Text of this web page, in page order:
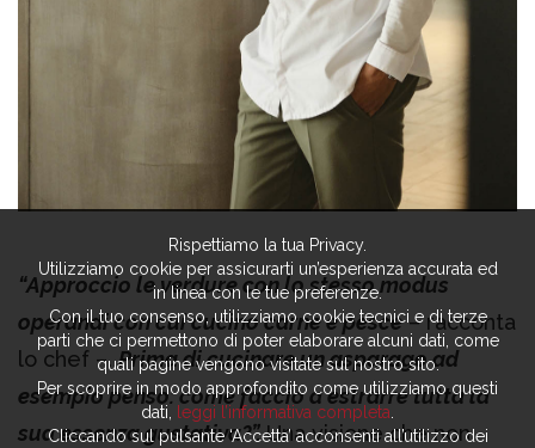
“Approccio le verdure con lo stesso modus
operandi con cui cucino carne e pesce– racconta
lo chef –.Prima di cucinare un asparago ad
esempio penso: come faccio a estrarre tutta la
sua essenza gustativa?”.Una visione che non
Rispettiamo la tua Privacy.
Utilizziamo cookie per assicurarti un’esperienza accurata ed
in linea con le tue preferenze.
Con il tuo consenso, utilizziamo cookie tecnici e di terze
parti che ci permettono di poter elaborare alcuni dati, come
quali pagine vengono visitate sul nostro sito.
Per scoprire in modo approfondito come utilizziamo questi
dati,
leggi l’informativa completa
Cliccando sul pulsante ‘Accetta’ acconsenti all’utilizzo dei